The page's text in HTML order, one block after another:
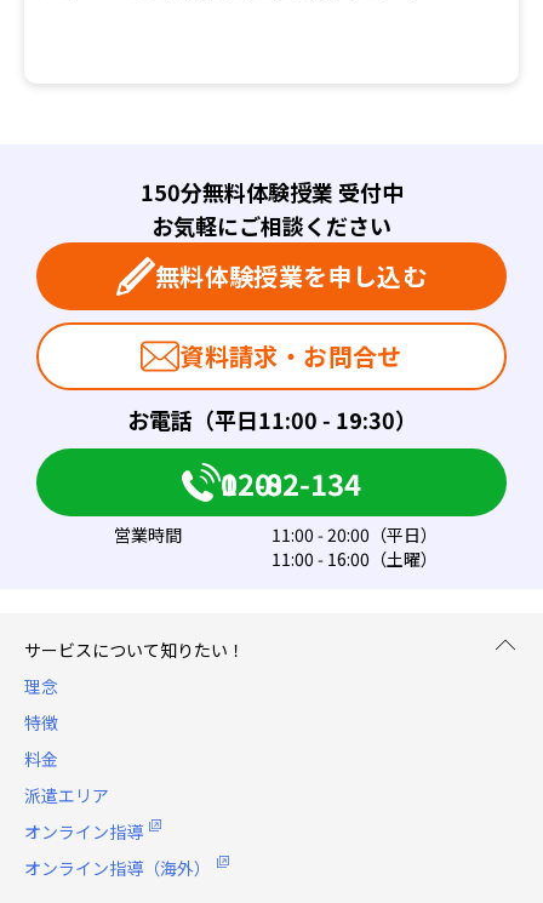
お電話（平日11:00 - 19:30）
150分無料体験授業 受付中
お気軽にご相談ください
0120-082-134
無料体験授業を申し込む
営業時間
11:00 - 20:00（平日）
11:00 - 16:00（土曜）
資料請求・お問合せ
サービスについて知りたい！
理念
特徴
料金
派遣エリア
オンライン指導
オンライン指導（海外）